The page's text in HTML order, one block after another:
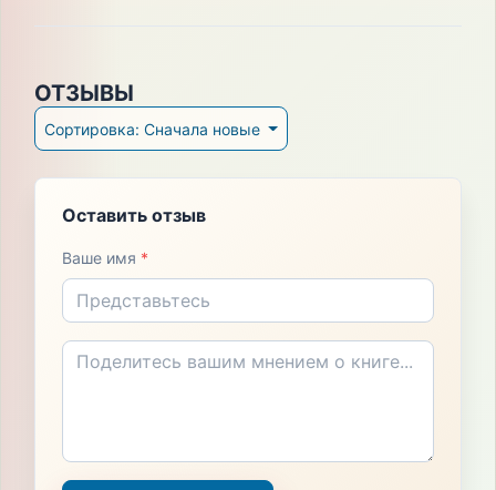
ОТЗЫВЫ
Сортировка: Сначала новые
Оставить отзыв
Ваше имя *